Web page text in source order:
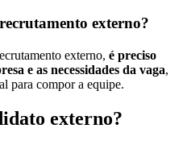
externo?
externo, é preciso
e as necessidades da vaga,
para compor a equipe.
externo?